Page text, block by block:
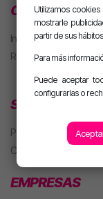
CLUB MOTIVA
Iniciar sesión
Regístrate
SECCIONES
Playlist
Concursos
EMPRESAS
Utilizamos
mostrarle
partir de sus
Para más
Puede aceptar
configurarlas o